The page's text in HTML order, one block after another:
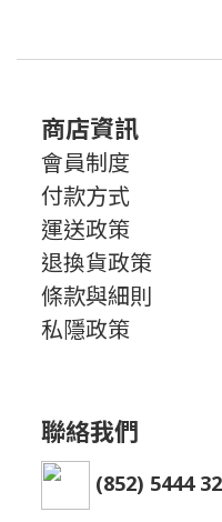
商店資訊
會員制度
付款方式
運送政策
退換貨政策
條款與細則
私隱政策
聯絡我們
(852) 5444